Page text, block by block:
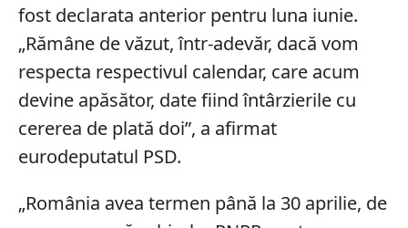
fost declarata anterior pentru luna iunie.
„Rămâne de văzut, într-adevăr, dacă vom
respecta respectivul calendar, care acum
devine apăsător, date fiind întârzierile cu
cererea de plată doi”, a afirmat
eurodeputatul PSD.
„România avea termen până la 30 aprilie, de